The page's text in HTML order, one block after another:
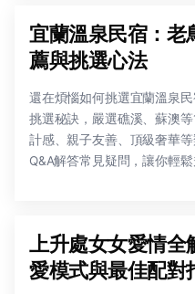
宜蘭溫泉民宿：
薦與挑選心法
還在煩惱如何挑選宜蘭溫泉
挑選秘訣，嚴選礁溪、蘇澳
計感、親子友善、頂級奢華
Q&A解答常見疑問，讓你輕
上升處女女愛情全
愛模式與最佳配對